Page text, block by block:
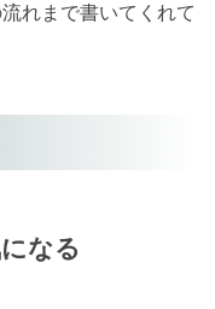
れまで書いてくれて
なる